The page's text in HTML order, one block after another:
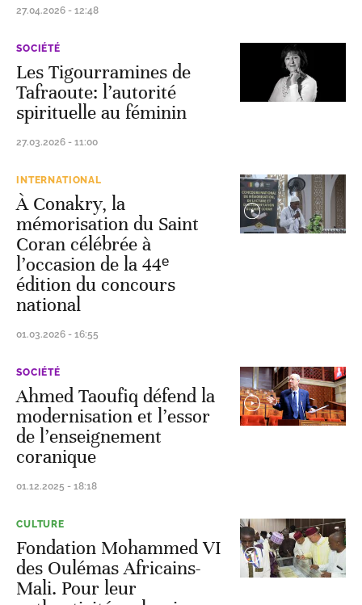
27.04.2026 - 12:48
SOCIÉTÉ
Les Tigourramines de
Tafraoute: l’autorité
spirituelle au féminin
27.03.2026 - 11:00
INTERNATIONAL
À Conakry, la
mémorisation du Saint
Coran célébrée à
l’occasion de la 44ᵉ
édition du concours
national
01.03.2026 - 16:55
SOCIÉTÉ
Ahmed Taoufiq défend la
modernisation et l’essor
de l’enseignement
coranique
01.12.2025 - 18:18
CULTURE
Fondation Mohammed VI
des Oulémas Africains-
Mali. Pour leur